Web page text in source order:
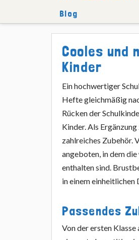
Blog
HOMESCHULRANZEN
Cooles
Kinder
Ein hochwertiger
Hefte gleichmäßig
Rücken der
Kinder. Als
zahlreiches Zubehör.
angeboten, in dem
enthalten sind.
in einem einheitlichen
Passendes
Von der ersten Klasse